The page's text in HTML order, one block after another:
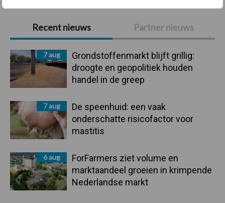
Primaire
Sidebar
Recent nieuws Partner nieuws
7 aug
Grondstoffenmarkt blijft grillig:
droogte en geopolitiek houden
handel in de greep
7 aug
De speenhuid: een vaak
onderschatte risicofactor voor
mastitis
6 aug
ForFarmers ziet volume en
marktaandeel groeien in krimpende
Nederlandse markt